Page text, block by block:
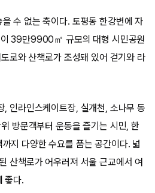
수 없는 축이다. 토평동 한강변에 자
39만9900㎡ 규모의 대형 시민공원
로와 산책로가 조성돼 있어 걷기와 라
, 인라인스케이트장, 실개천, 소나무 동
방문객부터 운동을 즐기는 시민, 한
지 다양한 수요를 품는 공간이다. 넓
산책로가 어우러져 서울 근교에서 여
좋다.